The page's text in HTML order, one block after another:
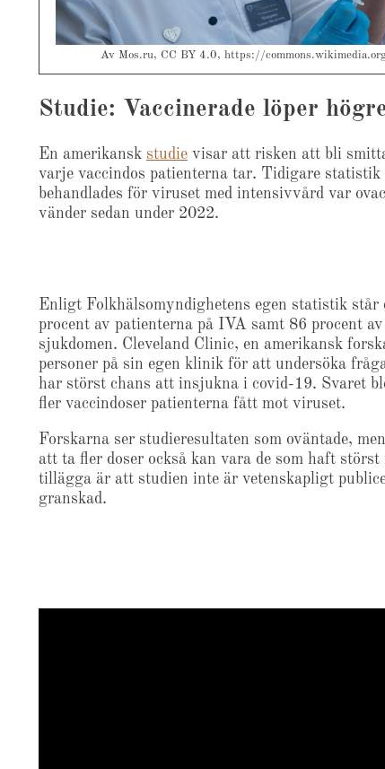
Av Mos.ru, CC BY 4.0, https://
Studie: Vaccinerade löper
En amerikansk studie visar att risken att bli
varje vaccindos patienterna tar. Tidigare statistik
behandlades för viruset med intensivvård var
vänder sedan under 2022.
Enligt Folkhälsomyndighetens egen statistik står
procent av patienterna på IVA samt 86 procent av
sjukdomen. Cleveland Clinic, en amerikansk
personer på sin egen klinik för att undersöka
har störst chans att insjukna i covid-19. Svaret
fler vaccindoser patienterna fått mot viruset.
Forskarna ser studieresultaten som oväntade,
att ta fler doser också kan vara de som haft
tillägga är att studien inte är vetenskapligt
granskad.